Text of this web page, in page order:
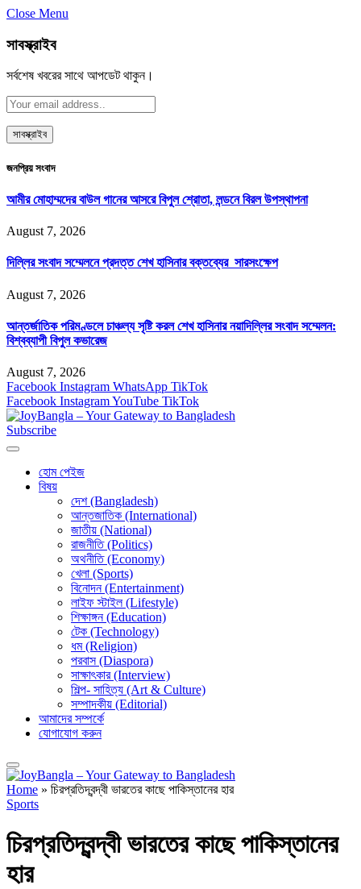
Close Menu
সাবস্ক্রাইব
সর্বশেষ খবরের সাথে আপডেট থাকুন।
জনপ্রিয় সংবাদ
আমীর মোহাম্মদের বাউল গানের আসরে বিপুল শ্রোতা, লন্ডনে বিরল উপস্থাপনা
August 7, 2026
দিল্লির সংবাদ সম্মেলনে প্রদত্ত শেখ হাসিনার বক্তব্যের সারসংক্ষেপ
August 7, 2026
আন্তর্জাতিক পরিমণ্ডলে চাঞ্চল্য সৃষ্টি করল শেখ হাসিনার নয়াদিল্লির সংবাদ সম্মেলন:
বিশ্বব্যাপী বিপুল কভারেজ
August 7, 2026
Facebook Instagram WhatsApp TikTok
Facebook InstagramYouTube TikTok
Subscribe
হোম পেইজ
বিষয়
দেশ (Bangladesh)
আন্তজাতিক (International)
জাতীয় (National)
রাজনীতি (Politics)
অথনীতি (Economy)
খেলা (Sports)
বিনোদন (Entertainment)
লাইফ স্টাইল (Lifestyle)
শিক্ষাঙ্গন (Education)
টেক (Technology)
ধম (Religion)
পরবাস (Diaspora)
সাক্ষাৎকার (Interview)
শিল্প- সাহিত্য (Art & Culture)
সম্পাদকীয় (Editorial)
আমাদের সম্পর্কে
যোগাযোগ করুন
Home » চিরপ্রতিদ্বন্দ্বী ভারতের কাছে পাকিস্তানের হার
Sports
চিরপ্রতিদ্বন্দ্বী ভারতের কাছে পাকিস্তানের
হার